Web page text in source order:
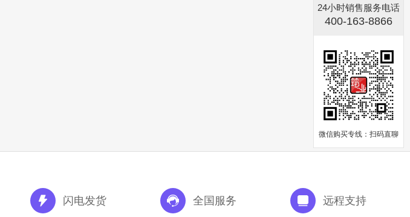
闪电发货 全国服务 远程支持
24小时销售服务电话
400-163-8866
微信购买专线：扫码直聊